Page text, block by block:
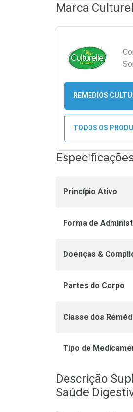
Marca
REMEDIOS
TODOS OS
Especificações
Princípio Ativo
Forma de
Doenças &
Partes do Corpo
Classe dos
Tipo de
Descrição
Saúde